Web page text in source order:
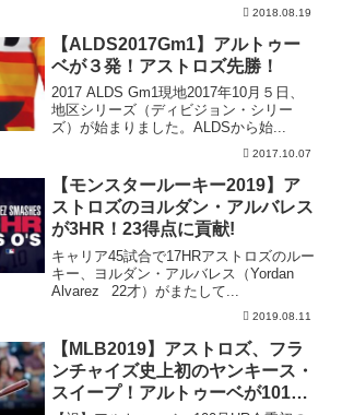
2018.08.19
【ALDS2017Gm1】アルトゥー
ベが３発！アストロズ先勝！
2017 ALDS Gm1現地2017年10月５日、
地区シリーズ（ディビジョン・シリー
ズ）が始まりました。ALDSから始...
2017.10.07
【モンスタールーキー2019】ア
ストロズのヨルダン・アルバレス
が3HR！23得点に貢献!
キャリア45試合で17HRアストロズのルー
キー、ヨルダン・アルバレス（Yordan
Alvarez 22才）がまたして...
2019.08.11
【MLB2019】アストロズ、フラ
ンチャイズ史上初のヤンキース・
スイープ！アルトゥーベが101、